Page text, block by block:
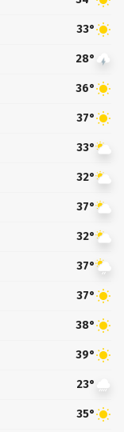
33°
28°
36°
37°
33°
32°
37°
32°
37°
37°
38°
39°
23°
35°